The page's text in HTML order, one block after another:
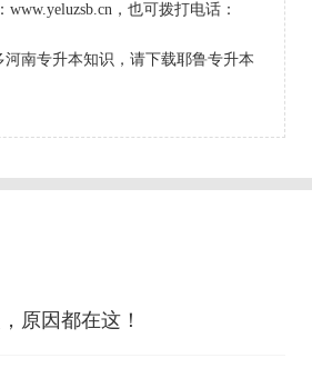
，也可拨打电话：
河南专升本知识，请下载耶鲁专升本
原因都在这！